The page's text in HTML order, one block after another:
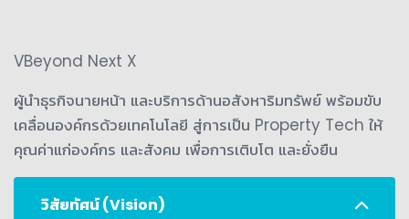
VBeyond Next X
ผู้นำธุรกิจนายหน้า และบริการด้านอสังหาริมทรัพย์ พร้อมขับ
เคลื่อนองค์กรด้วยเทคโนโลยี สู่การเป็น Property Tech ให้
คุณค่าแก่องค์กร และสังคม เพื่อการเติบโต และยั่งยืน
วิสัยทัศน์ (Vision)